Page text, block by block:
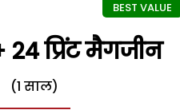
24 प्रिंट मैगजीन
(1 साल)